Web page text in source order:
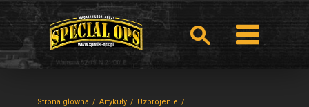
Strona główna Artykuły
Uzbrojenie